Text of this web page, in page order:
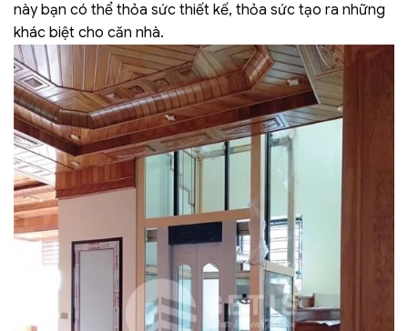
này bạn có thể thỏa sức thiết kế, thỏa sức tạo ra những
khác biệt cho căn nhà.